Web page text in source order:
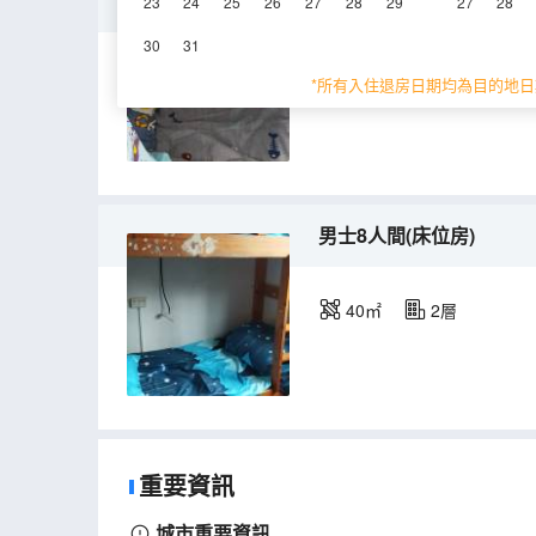
30 31
*所有入住退房日期均為目的地
35㎡ 3層
男士8人間(床位房)
40㎡ 2層
重要資訊